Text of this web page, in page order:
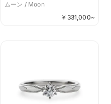
ムーン / Moon
￥ 331,000~